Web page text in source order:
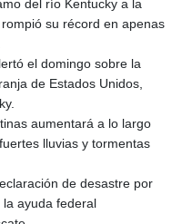
del río Kentucky a la
su récord en apenas
el domingo sobre la
de Estados Unidos,
aumentará a lo largo
lluvias y tormentas
de desastre por
ayuda federal